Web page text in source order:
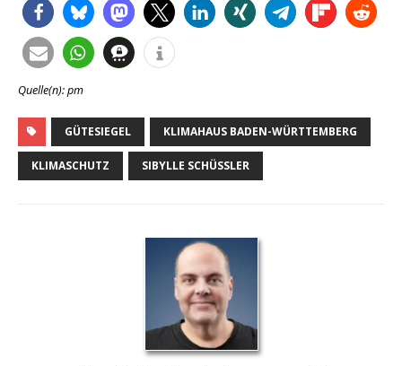
Quelle(n): pm
GÜTESIEGEL KLIMAHAUS BADEN-WÜRTTEMBERG
KLIMASCHUTZ SIBYLLE SCHÜSSLER